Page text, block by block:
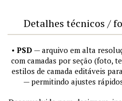
Detalhes técnicos /
• PSD — arquivo em alta
com camadas por seção (foto,
estilos de camada editáveis
— permitindo ajustes